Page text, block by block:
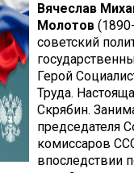
Вячеслав
Молотов
советский
Герой
Труда.
Скрябин.
председателя
комиссаров
впоследствии